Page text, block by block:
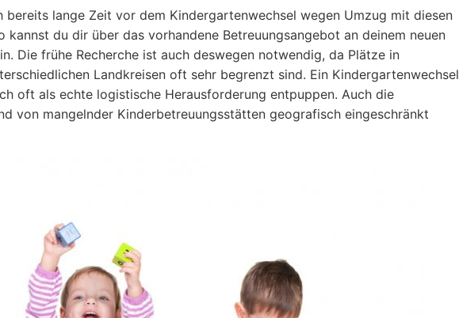
bereits lange Zeit vor dem Kindergartenwechsel wegen Umzug mit diesen
kannst du dir über das vorhandene Betreuungsangebot an deinem neuen
Die frühe Recherche ist auch deswegen notwendig, da Plätze in
Landkreisen oft sehr begrenzt sind. Ein Kindergartenwechsel
oft als echte logistische Herausforderung entpuppen. Auch die
von mangelnder Kinderbetreuungsstätten geografisch eingeschränkt